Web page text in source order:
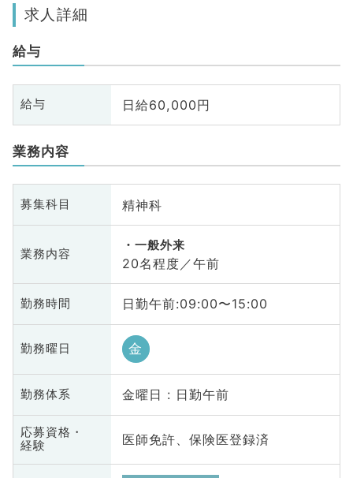
求人詳細
給与
給与 日給60,000円
業務内容
募集科目 精神科
業務内容
一般外来
20名程度／午前
勤務時間 日勤午前:09:00〜15:00
勤務曜日 金
勤務体系 金曜日 : 日勤午前
応募資格・
経験
医師免許、保険医登録済